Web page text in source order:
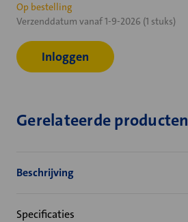
Huidige
voorraad:
Op bestelling
Verzenddatum vanaf 1-9-2026 (1 stuks)
Inloggen
Gerelateerde producten
Beschrijving
Specificaties